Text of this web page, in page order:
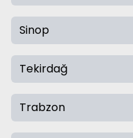
Sinop
Tekirdağ
Trabzon